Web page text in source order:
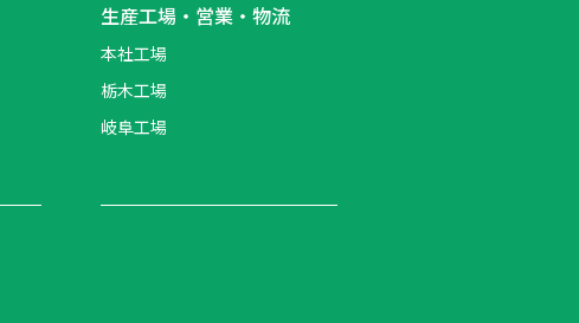
生産工場・営業・物流
本社工場
栃木工場
岐阜工場